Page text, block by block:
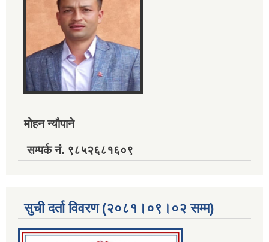
मोहन न्यौपाने
सम्पर्क नं. ९८५२६८१६०९
सुची दर्ता विवरण (२०८१।०९।०२ सम्म)